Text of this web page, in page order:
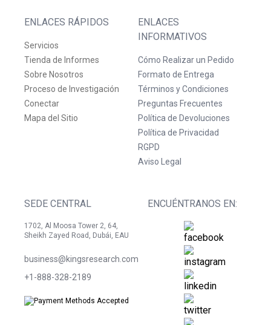
ENLACES RÁPIDOS
Servicios
Tienda de Informes
Sobre Nosotros
Proceso de Investigación
Conectar
Mapa del Sitio
ENLACES
INFORMATIVOS
Cómo Realizar un Pedido
Formato de Entrega
Términos y Condiciones
Preguntas Frecuentes
Política de Devoluciones
Política de Privacidad
RGPD
Aviso Legal
SEDE CENTRAL
1702, Al Moosa Tower 2, 64,
Sheikh Zayed Road, Dubái, EAU
business@kingsresearch.com
+1-888-328-2189
ENCUÉNTRANOS EN: